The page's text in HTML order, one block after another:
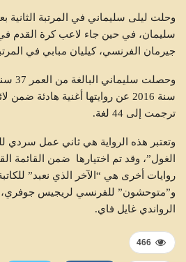
وحلت ليلى سليماني في المرتبة
سليمان، في حين جاء لاعب كرة القدم
جيرمان الفرنسي، كيليان مبابي في
ترجمت إلى 44 لغة.
وتعتبر هذه الرواية هي ثاني عمل سردي
الغول”، وقد تم اختيارها ضمن القائمة
روايات أخرى هي “الآخر الذي نعبد”
و”متوحشون” للفرنسي لريجيس جوفري،
الرواندي غايل فاي.
466